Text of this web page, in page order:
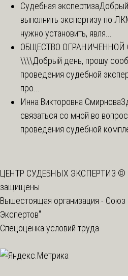
Судебная экспертиза
выполнить экспертизу по
нужно установить, явля...
ОБЩЕСТВО ОГРАНИЧЕННОЙ
\\\\Добрый день, прошу
проведения судебной
про...
Инна Викторовна Смирнова
связаться со мной во
проведения судебной
ЦЕНТР СУДЕБНЫХ ЭКСПЕРТИЗ ©
защищены
Вышестоящая организация - Союз
Экспертов"
Спецоценка условий труда